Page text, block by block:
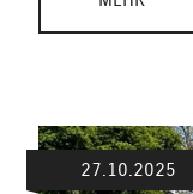
27.10.2025